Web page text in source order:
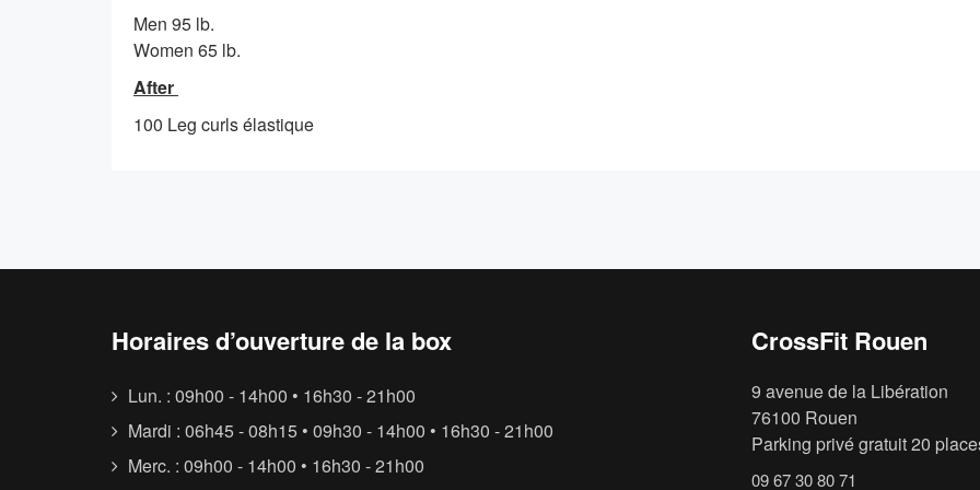
Men 95 lb.
Women 65 lb.
After
100 Leg curls élastique
Horaires d’ouverture de la box
Lun. : 09h00 - 14h00 • 16h30 - 21h00
Mardi : 06h45 - 08h15 • 09h30 - 14h00 • 16h30 - 21h00
Merc. : 09h00 - 14h00 • 16h30 - 21h00
CrossFit Rouen
9 avenue de la Libération
76100 Rouen
Parking privé gratuit 20
09 67 30 80 71